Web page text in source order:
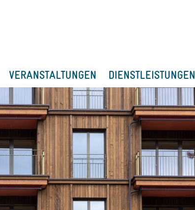
VERANSTALTUNGEN DIENSTLEISTUNGEN